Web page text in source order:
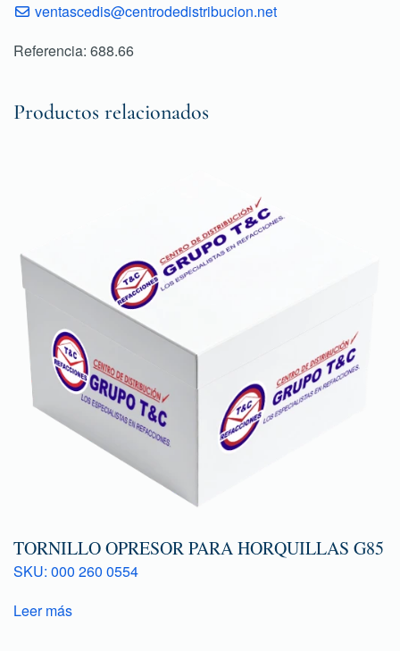
ventascedis@centrodedistribucion.net
Referencia: 688.66
Productos relacionados
TORNILLO OPRESOR PARA HORQUILLAS G85
SKU: 000 260 0554
Leer más